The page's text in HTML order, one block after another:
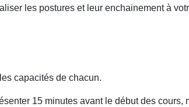
les postures et leur enchainement à
capacités de chacun.
15 minutes avant le début des cours,